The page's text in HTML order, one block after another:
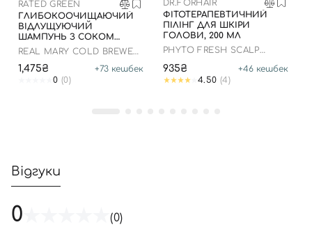
RATED GREEN
ГЛИБОКООЧИЩАЮЧИЙ
ВІДЛУЩУЮЧИЙ
ШАМПУНЬ З СОКОМ
РОЗМАРИНУ, 400 МЛ
REAL MARY COLD BREWED
SCALP SHAMPOO
1,475₴ +73 кешбек
0 (0)
DR.FORHAIR
ФІТОТЕРАПЕВТИЧНИЙ
ПІЛІНГ ДЛЯ ШКІРИ
ГОЛОВИ, 200 МЛ
PHYTO FRESH SCALP
935₴ +46 кешбек
4.50 (4)
Відгуки
0 (0)